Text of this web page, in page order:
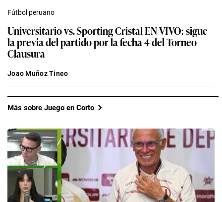
Fútbol peruano
Universitario vs. Sporting Cristal EN VIVO: sigue
la previa del partido por la fecha 4 del Torneo
Clausura
Joao Muñoz Tineo
Más sobre Juego en Corto